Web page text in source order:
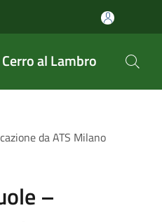
al Lambro
da ATS Milano
–